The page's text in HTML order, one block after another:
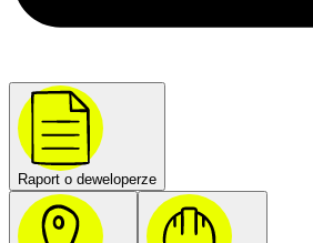
Raport o deweloperze